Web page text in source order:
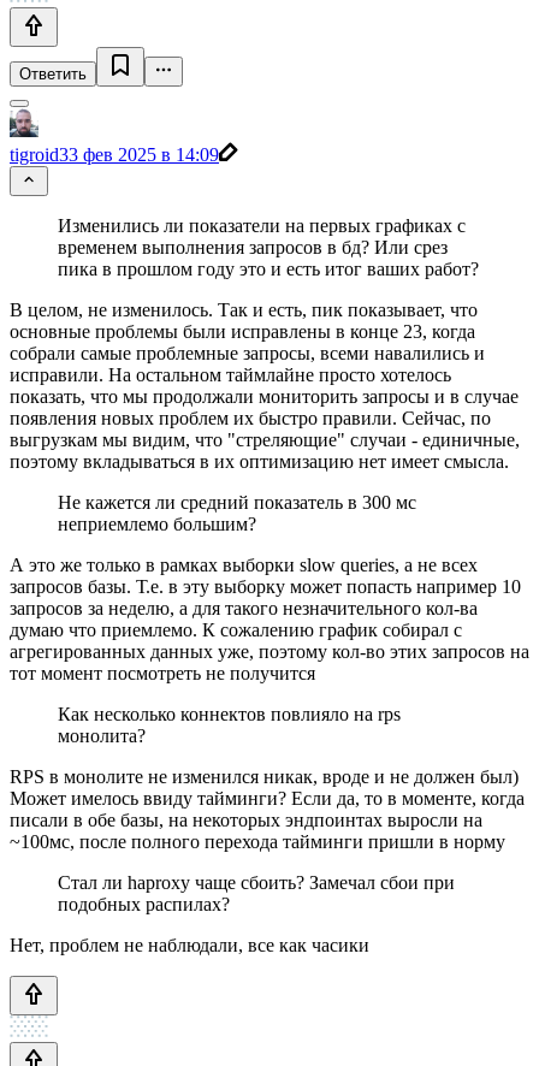
Ответить
tigroid33 фев 2025 в 14:09
Изменились ли показатели на первых графиках с
временем выполнения запросов в бд? Или срез
пика в прошлом году это и есть итог ваших работ?
В целом, не изменилось. Так и есть, пик показывает, что
основные проблемы были исправлены в конце 23, когда
собрали самые проблемные запросы, всеми навалились и
исправили. На остальном таймлайне просто хотелось
показать, что мы продолжали мониторить запросы и в случае
появления новых проблем их быстро правили. Сейчас, по
выгрузкам мы видим, что "стреляющие" случаи - единичные,
поэтому вкладываться в их оптимизацию нет имеет смысла.
Не кажется ли средний показатель в 300 мс
неприемлемо большим?
А это же только в рамках выборки slow queries, а не всех
запросов базы. Т.е. в эту выборку может попасть например 10
запросов за неделю, а для такого незначительного кол-ва
думаю что приемлемо. К сожалению график собирал с
агрегированных данных уже, поэтому кол-во этих запросов на
тот момент посмотреть не получится
Как несколько коннектов повлияло на rps
монолита?
RPS в монолите не изменился никак, вроде и не должен был)
Может имелось ввиду тайминги? Если да, то в моменте, когда
писали в обе базы, на некоторых эндпоинтах выросли на
~100мс, после полного перехода тайминги пришли в норму
Стал ли haproxy чаще сбоить? Замечал сбои при
подобных распилах?
Нет, проблем не наблюдали, все как часики